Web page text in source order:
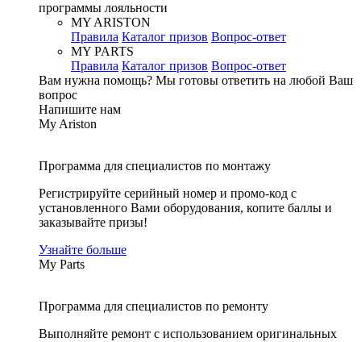
программы лояльности
MY ARISTON
Правила Каталог призов Вопрос-ответ
MY PARTS
Правила Каталог призов Вопрос-ответ
Вам нужна помощь? Мы готовы ответить на любой Ваш
вопрос
Напишите нам
My Ariston
Программа для специалистов по монтажу
Регистрируйте серийный номер и промо-код с
установленного Вами оборудования, копите баллы и
заказывайте призы!
Узнайте больше
My Parts
Программа для специалистов по ремонту
Выполняйте ремонт с использованием оригинальных